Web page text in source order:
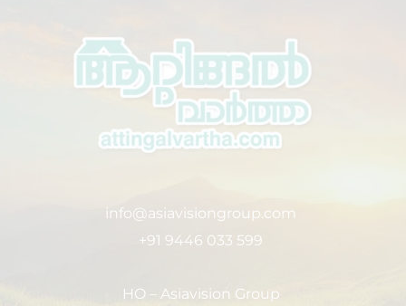
info@asiavisiongroup.com
+91 9446 033 599
HO – Asiavision Group